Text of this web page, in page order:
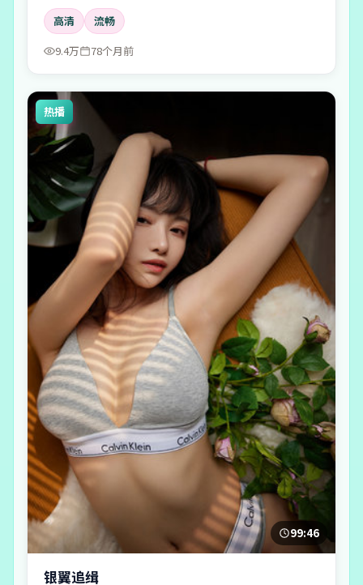
高清
流畅
9.4万
78个月前
热播
99:46
银翼追缉